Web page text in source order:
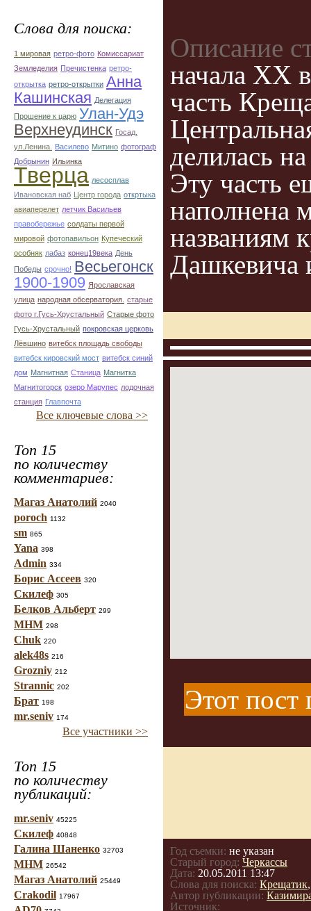
Слова для поиска:
1 мировая ретро-фото Комиссариат
Земледелия Пречистенка ретро-
открытка ретро-открытки Анна
Кашинская Делегация
Прошение к царю Улан-Удэ
Верхнеудинск Госад.
ул.Ленина.
Василево Митино фотограф
Добрынин Ильинка
Тверца лесосплав
Ивановская наб Центр города откртыка
авиаперелет летчик Васильев
правобережье солдаты первой
мировой фотопавильон Купеческий
особняк лабаз конец19века День
Победы срочно! Весьегонск
1900-1909 Ярославская
улица народная обсерватория. старые
фото г.Гусь-Хрустальный Старые фото
Гусь-Хрустальный покровская церковь
Лёвшино витебск площадь свободы
витебск кировский мост витебск синий
дом Магнитная Станица Магнитка
Магнитогорск озеро Марупес лодочная
станция Главпочта
Все ключевые слова >>
Топ 15
по количеству
комментариев:
Магаз Анатолий 2040
poroch 1132
sm 865
Yana 398
Admin 334
Борис Ассеев 320
Скилеф 305
Белков Альберт 299
МНМ 298
Chuk 220
alek48s 216
Grozniy 212
Strannic 202
Брат 198
mr.seniv 174
Все участники >>
Топ 15
по количеству
публикаций:
mr.seniv 45225
Скилеф 40848
Галина Шаненко 32703
МНМ 26542
Магаз Анатолий 25449
Crakodil 17967
Описание
начала ХХ
часть
делилась
Эту часть
наполнена
названиям
Дашкевича
Этот пост
Год съемки: не указан
Старый город: Черкасcы
Дата: 20.05.2011 13:47
Слова для поиска: Крещатик
Автор публикации:
Источник: